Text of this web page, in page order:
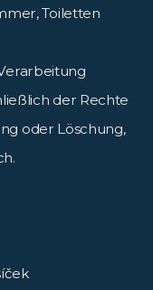
Toiletten
der Rechte
oder Löschung,